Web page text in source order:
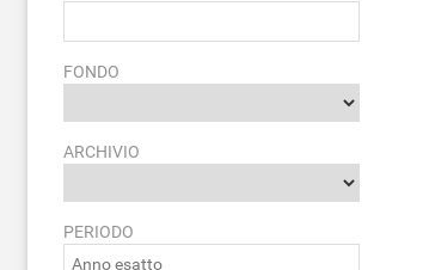
FONDO
ARCHIVIO
PERIODO